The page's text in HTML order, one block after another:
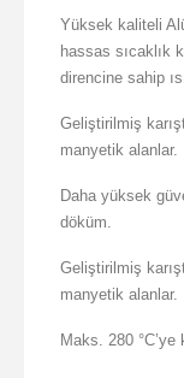
Yüksek kaliteli
hassas sıcaklık
direncine sahip
Geliştirilmiş
manyetik alanlar.
Daha yüksek
döküm.
Geliştirilmiş
manyetik alanlar.
Maks. 280 °C’ye